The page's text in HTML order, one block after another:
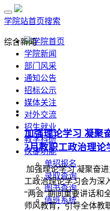
学院站首页搜索
学院首页
学院新闻
部门风采
通知公告
招标公示
媒体关注
对外交流
招生就业
教学科研
快捷功能
单招报名
录取查询
图书查询
值班系统
综合新闻
加强理论学习 凝聚
3月教职工政治理论
加强理论学习 凝聚奋
工政治理论学习会为深
“两会”期间重要讲话和
师风教育，引导全体教